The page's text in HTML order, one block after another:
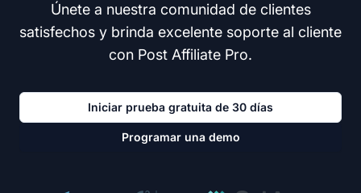
Únete a nuestra comunidad de clientes
satisfechos y brinda excelente soporte al cliente
con Post Affiliate Pro.
Iniciar prueba gratuita de 30 días
Programar una demo